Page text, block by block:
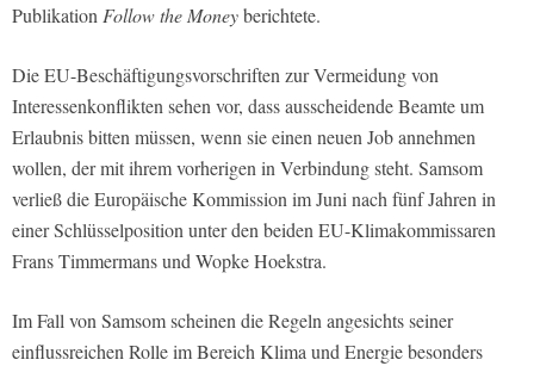
PublikationFollow the Moneyberichtete.
Die EU-Beschäftigungsvorschriften zur Vermeidung von
Interessenkonflikten sehen vor, dass ausscheidende Beamte um
Erlaubnis bitten müssen, wenn sie einen neuen Job annehmen
wollen, der mit ihrem vorherigen in Verbindung steht. Samsom
verließ die Europäische Kommission im Juni nach fünf Jahren in
einer Schlüsselposition unter den beiden EU-Klimakommissaren
Frans Timmermans und Wopke Hoekstra.
Im Fall von Samsom scheinen die Regeln angesichts seiner
einflussreichen Rolle im Bereich Klima und Energie besonders